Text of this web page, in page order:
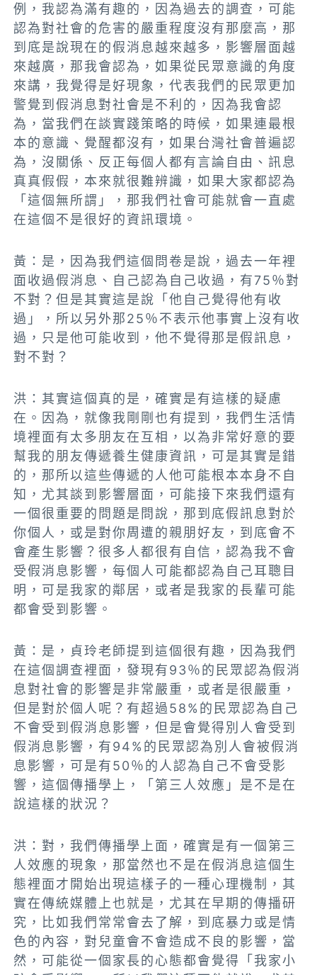
例，我認為滿有趣的，因為過去的調查，可能
認為對社會的危害的嚴重程度沒有那麼高，那
到底是說現在的假消息越來越多，影響層面越
來越廣，那我會認為，如果從民眾意識的角度
來講，我覺得是好現象，代表我們的民眾更加
警覺到假消息對社會是不利的，因為我會認
為，當我們在談實踐策略的時候，如果連最根
本的意識、覺醒都沒有，如果台灣社會普遍認
為，沒關係、反正每個人都有言論自由、訊息
真真假假，本來就很難辨識 ，如果大家都認為
「這個無所謂」，那我們社會可能就會一直處
在這個不是很好的資訊環境 。
黃：是， 因為我們這個問卷是說，過去一年裡
面收過假消息、自己認為自己收過，有75％對
不對？但是其實這是說「他自己覺得他有收
過」， 所以另外那25％不表示他事實上沒有收
過，只是他可能收到，他不覺得那是假訊息，
對不對？
洪：其實這個真的是，確實是有這樣的疑慮
在 。因為，就像我剛剛也有提到，我們生活情
境裡面有太多朋友在互相，以為非常好意的要
幫我的朋友傳遞養生健康資訊，可是其實是錯
的，那所以這些傳遞的人他可能根本本身不自
知 ，尤其談到影響層面，可能接下來我們還有
一個很重要的問題是問說，那到底假訊息對於
你個人，或是對你周遭的親朋好友，到底會不
會產生影響？很多人都很有自信，認為我不會
受假消息影響，每個人可能都認為自己耳聰目
明，可是我家的鄰居，或者是我家的長輩可能
都會受到影響 。
黃：是， 貞玲老師提到這個很有趣，因為我們
在這個調查裡面，發現有93％的民眾認為假消
息對社會的影響是非常嚴重，或者是很嚴重，
但是對於個人呢？有超過58%的民眾認為自己
不會受到假消息影響，但是會覺得別人會受到
假消息影響 ， 有94%的民眾認為別人會被假消
息影響，可是有50％的人認為自己不會受影
響，這個傳播學上，「第三人效應」是不是在
說這樣的狀況 ？
洪：對，我們傳播學上面，確實是有一個 第三
人效應的現象，那當然也不是在假消息這個生
態裡面才開始出現這樣子的一種心理機制，其
實在傳統媒體上也就是，尤其在早期的傳播研
究，比如我們常常會去了解，到底暴力或是情
色的內容，對兒童會不會造成不良的影響 ，當
然， 可能從一個家長的心態都會覺得「我家小